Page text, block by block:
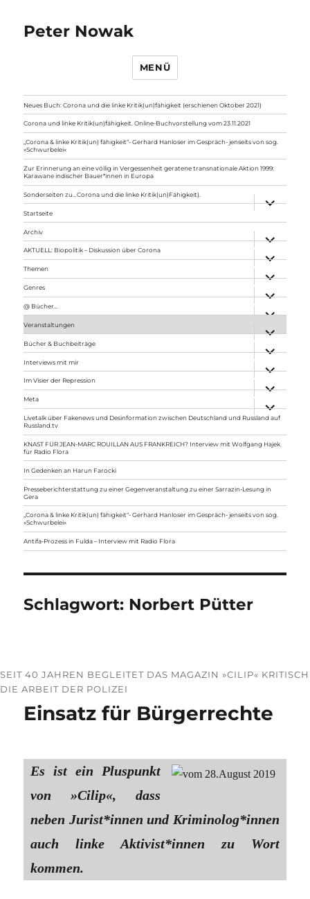
Peter Nowak
MENÜ
Neues Buch: Corona und die linke Kritik(un)fähigkeit (erschienen Oktober 2021)
Corona und linke Kritik(un)fähigkeit. Online-Buchvorstellung vom 23.11.2021
„Corona & linke Kritik(un) fähigkeit“- Gerhard Hanloser im Gespräch- jenseits von sog.
»Schwurbelei«
Zur Erinnerung an eine völlig in Vergessenheit geratene transnationale Aktion 1999:
Karawane indischer Bauer*innen in Europa
Sonderseiten zu…Corona und die linke Kritik(un)Fähigkeit).
anzeigen
Startseite
Archiv
anzeigen
AKTUELL: Biopolitik – Diskussion über Corona
anzeigen
Themen
anzeigen
Genres
anzeigen
@ Bücher…
Veranstaltungen
anzeigen
Bücher & Buchbeiträge
anzeigen
Interviews mit mir
anzeigen
Im Visier der Repression
anzeigen
Meta
anzeigen
Livetalk über Fakenews und Desinformation zwischen Deutschland und Russland auf
Russland.tv
KNAST FÜR JEAN-MARC ROUILLAN AUS FRANKREICH? Interview mit Wolfgang Hajek
für Radio Flora
In Gedenken an Harun Farocki
Presseberichterstattung zu einer Gegenveranstaltung zu einer Sarrazin-Lesung in
Gera
„Corona & linke Kritik(un) fähigkeit“- Gerhard Hanloser im Gespräch- jenseits von sog.
»Schwurbelei«
Antifa-Prozess in Fulda – Interview mit Radio Flora
Schlagwort: Norbert Pütter
SEIT 40 JAHREN BEGLEITET DAS MAGAZIN »CILIP« KRITISCH
DIE ARBEIT DER POLIZEI
Einsatz für Bürgerrechte
Es ist ein Pluspunkt
von »Cilip«, dass
neben Jurist*innen und Kriminolog*innen
auch linke Aktivist*innen zu Wort
kommen.